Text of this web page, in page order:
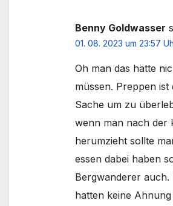
Benny Goldwasser
01. 08. 2023 um 23:57
Oh man das hätte
müssen. Preppen ist
Sache um zu
wenn man nach der
herumzieht sollte
essen dabei haben
Bergwanderer auch.
hatten keine